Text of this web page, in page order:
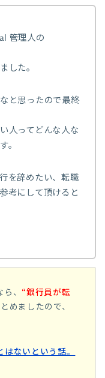
管理人の
した。
と思ったので最終
人ってどんな人な
。
を辞めたい、転職
考にして頂けると
、 “銀行員が転
めましたので、
ないという話。